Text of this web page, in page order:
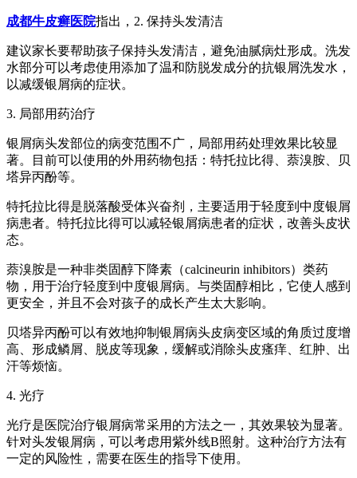
成都牛皮癣医院指出，2. 保持头发清洁
建议家长要帮助孩子保持头发清洁，避免油腻病灶形成。洗发
水部分可以考虑使用添加了温和防脱发成分的抗银屑洗发水，
以减缓银屑病的症状。
3. 局部用药治疗
银屑病头发部位的病变范围不广，局部用药处理效果比较显
著。目前可以使用的外用药物包括：特托拉比得、萘溴胺、贝
塔异丙酚等。
特托拉比得是脱落酸受体兴奋剂，主要适用于轻度到中度银屑
病患者。特托拉比得可以减轻银屑病患者的症状，改善头皮状
态。
萘溴胺是一种非类固醇下降素（calcineurin inhibitors）类药
物，用于治疗轻度到中度银屑病。与类固醇相比，它使人感到
更安全，并且不会对孩子的成长产生太大影响。
贝塔异丙酚可以有效地抑制银屑病头皮病变区域的角质过度增
高、形成鳞屑、脱皮等现象，缓解或消除头皮瘙痒、红肿、出
汗等烦恼。
4. 光疗
光疗是医院治疗银屑病常采用的方法之一，其效果较为显著。
针对头发银屑病，可以考虑用紫外线B照射。这种治疗方法有
一定的风险性，需要在医生的指导下使用。